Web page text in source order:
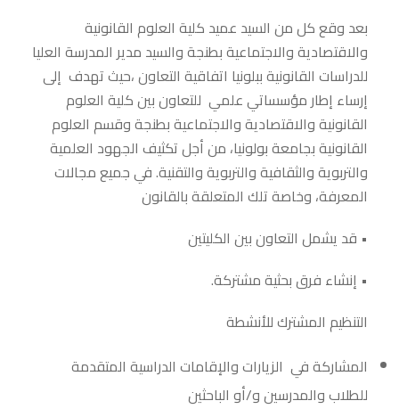
بعد وقع كل من السيد عميد كلية العلوم القانونية
والاقتصادية والاجتماعية بطنجة والسيد مدير المدرسة العليا
للدراسات القانونية ببلونيا اتفاقية التعاون ،حيث تهدف إلى
إرساء إطار مؤسساتي علمي للتعاون بين كلية العلوم
القانونية والاقتصادية والاجتماعية بطنجة وقسم العلوم
القانونية بجامعة بولونيا، من أجل تكثيف الجهود العلمية
والتربوية والثقافية والتربوية والتقنية. في جميع مجالات
المعرفة، وخاصة تلك المتعلقة بالقانون
قد يشمل التعاون بين الكليتين •
• إنشاء فرق بحثية مشتركة.
التنظيم المشترك للأنشطة
المشاركة في الزيارات والإقامات الدراسية المتقدمة
للطلاب والمدرسين و/أو الباحثين